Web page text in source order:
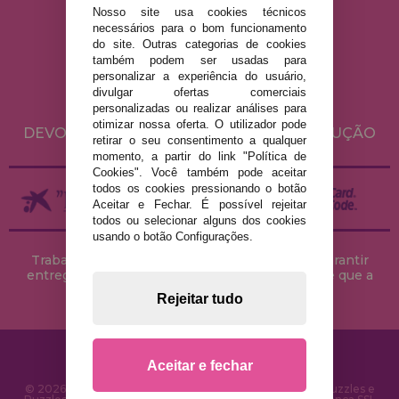
AVISO LEGAL
POLÍTICA DE PRIVACIDADE
POLÍTICA DE COOKIES
ENVIO E DEVOLUÇÕES
DEVOLUÇÕES / DIREITO DE LIVRE RESOLUÇÃO
Trabalhamos com stocks permanentes para garantir
entregas rápidas no território peninsular, desde que a
encomenda seja feita até às 18h00.
© 2026 CasaDoPuzzle.com - Loja Online para comprar Puzzles e
Nosso site usa cookies técnicos
necessários para o bom funcionamento
do site. Outras categorias de cookies
também podem ser usadas para
personalizar a experiência do usuário,
divulgar ofertas comerciais
personalizadas ou realizar análises para
otimizar nossa oferta. O utilizador pode
retirar o seu consentimento a qualquer
momento, a partir do link "Política de
Cookies". Você também pode aceitar
todos os cookies pressionando o botão
Aceitar e Fechar. É possível rejeitar
todos ou selecionar alguns dos cookies
usando o botão Configurações.
Rejeitar tudo
Aceitar e fechar